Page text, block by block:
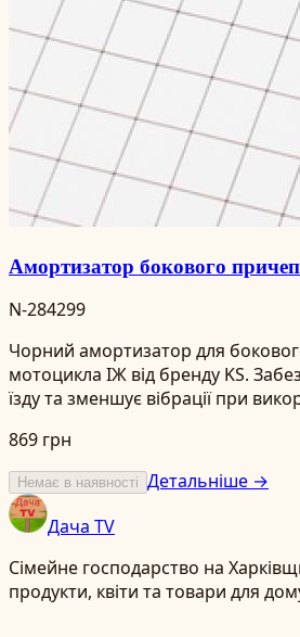
Амортизатор бокового
N-284299
Чорний амортизатор для
мотоцикла ІЖ від бренду KS.
їзду та зменшує вібрації при
869 грн
Немає в наявності Детальніше →
Дача TV
Сімейне господарство на
продукти, квіти та товари для